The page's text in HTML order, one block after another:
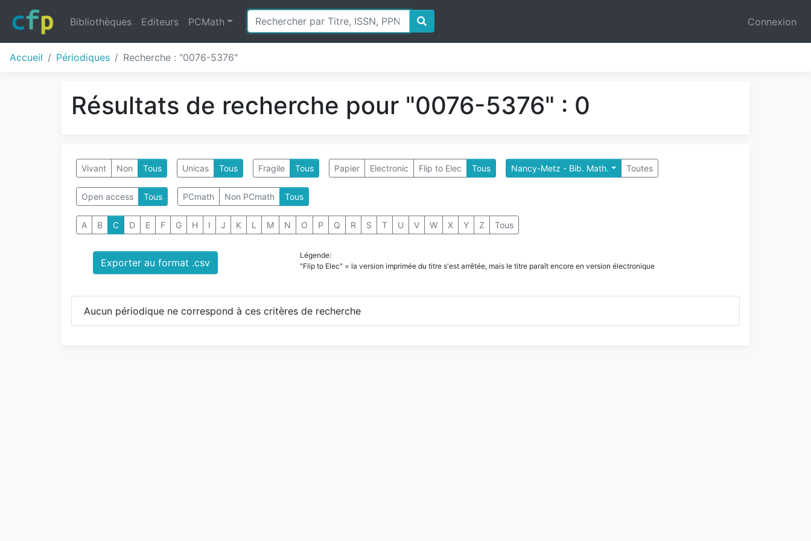
Bibliothèques Editeurs PCMath Connexion
Accueil Périodiques Recherche : "0076-5376"
Résultats de recherche pour "0076-5376" : 0
Vivant Non Tous Unicas Tous Fragile Tous Papier Electronic Flip to Elec Tous Nancy-Metz - Bib. Math. Toutes
Open access Tous PCmath Non PCmath Tous
A B C D E F G H I J K L M N O P Q R S T U V W X Y Z Tous
Exporter au format .csv
Légende:
"Flip to Elec" = la version imprimée du titre s'est arrêtée, mais le titre paraît encore en version électronique
Aucun périodique ne correspond à ces critères de recherche